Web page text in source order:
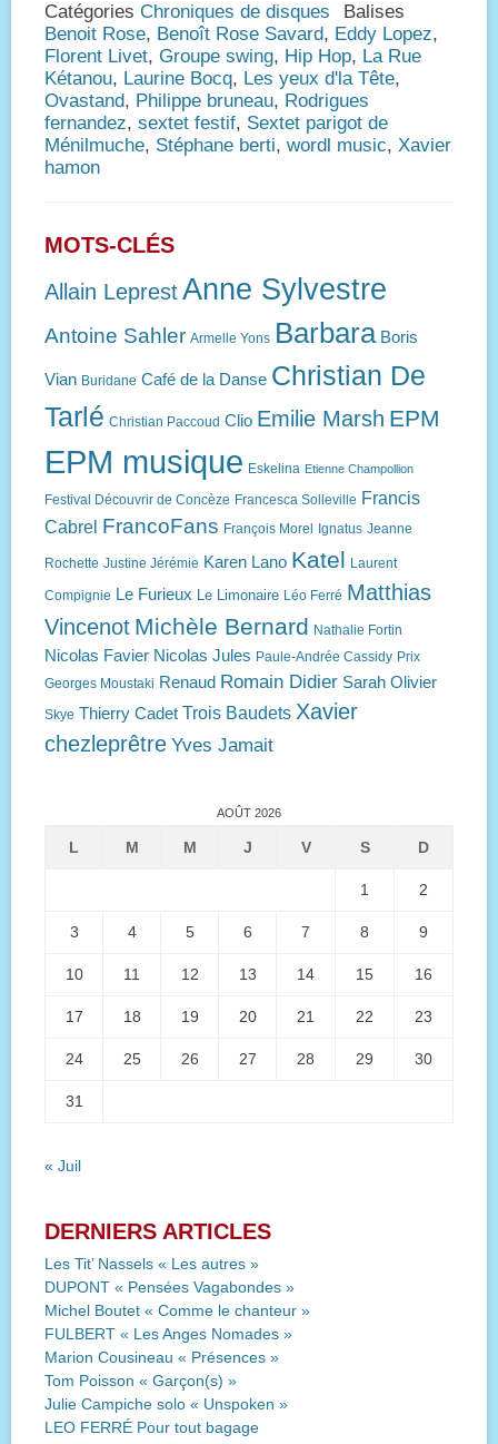
Catégories Chroniques de disques
Balises
Benoit Rose, Benoît Rose Savard, Eddy Lopez,
Florent Livet, Groupe swing, Hip Hop, La Rue
Kétanou, Laurine Bocq, Les yeux d'la Tête,
Ovastand, Philippe bruneau, Rodrigues
fernandez, sextet festif, Sextet parigot de
Ménilmuche, Stéphane berti, wordl music, Xavier
hamon
MOTS-CLÉS
Allain LeprestAnne Sylvestre
Antoine Sahler Armelle Yons Barbara Boris
Vian Buridane Café de la Danse Christian De
Tarlé Christian Paccoud Clio Emilie Marsh EPM
EPM musique Eskelina Etienne Champollion
Festival Découvrir de Concèze Francesca Solleville Francis
Cabrel FrancoFans François Morel Ignatus Jeanne
Rochette Justine Jérémie Karen Lano Katel Laurent
Compignie Le Furieux Le Limonaire Léo Ferré Matthias
Vincenot Michèle Bernard Nathalie Fortin
Nicolas Favier Nicolas Jules Paule-Andrée Cassidy Prix
Georges Moustaki Renaud Romain Didier Sarah Olivier
Skye Thierry Cadet Trois Baudets Xavier
chezleprêtre Yves Jamait
AOÛT 2026
L M M J V S D
1 2
3 4 5 6 7 8 9
10 11 12 13 14 15 16
17 18 19 20 21 22 23
24 25 26 27 28 29 30
31
« Juil
DERNIERS ARTICLES
Les Tit’ Nassels « Les autres »
DUPONT « Pensées Vagabondes »
Michel Boutet « Comme le chanteur »
FULBERT « Les Anges Nomades »
Marion Cousineau « Présences »
Tom Poisson « Garçon(s) »
Julie Campiche solo « Unspoken »
LEO FERRÉ Pour tout bagage